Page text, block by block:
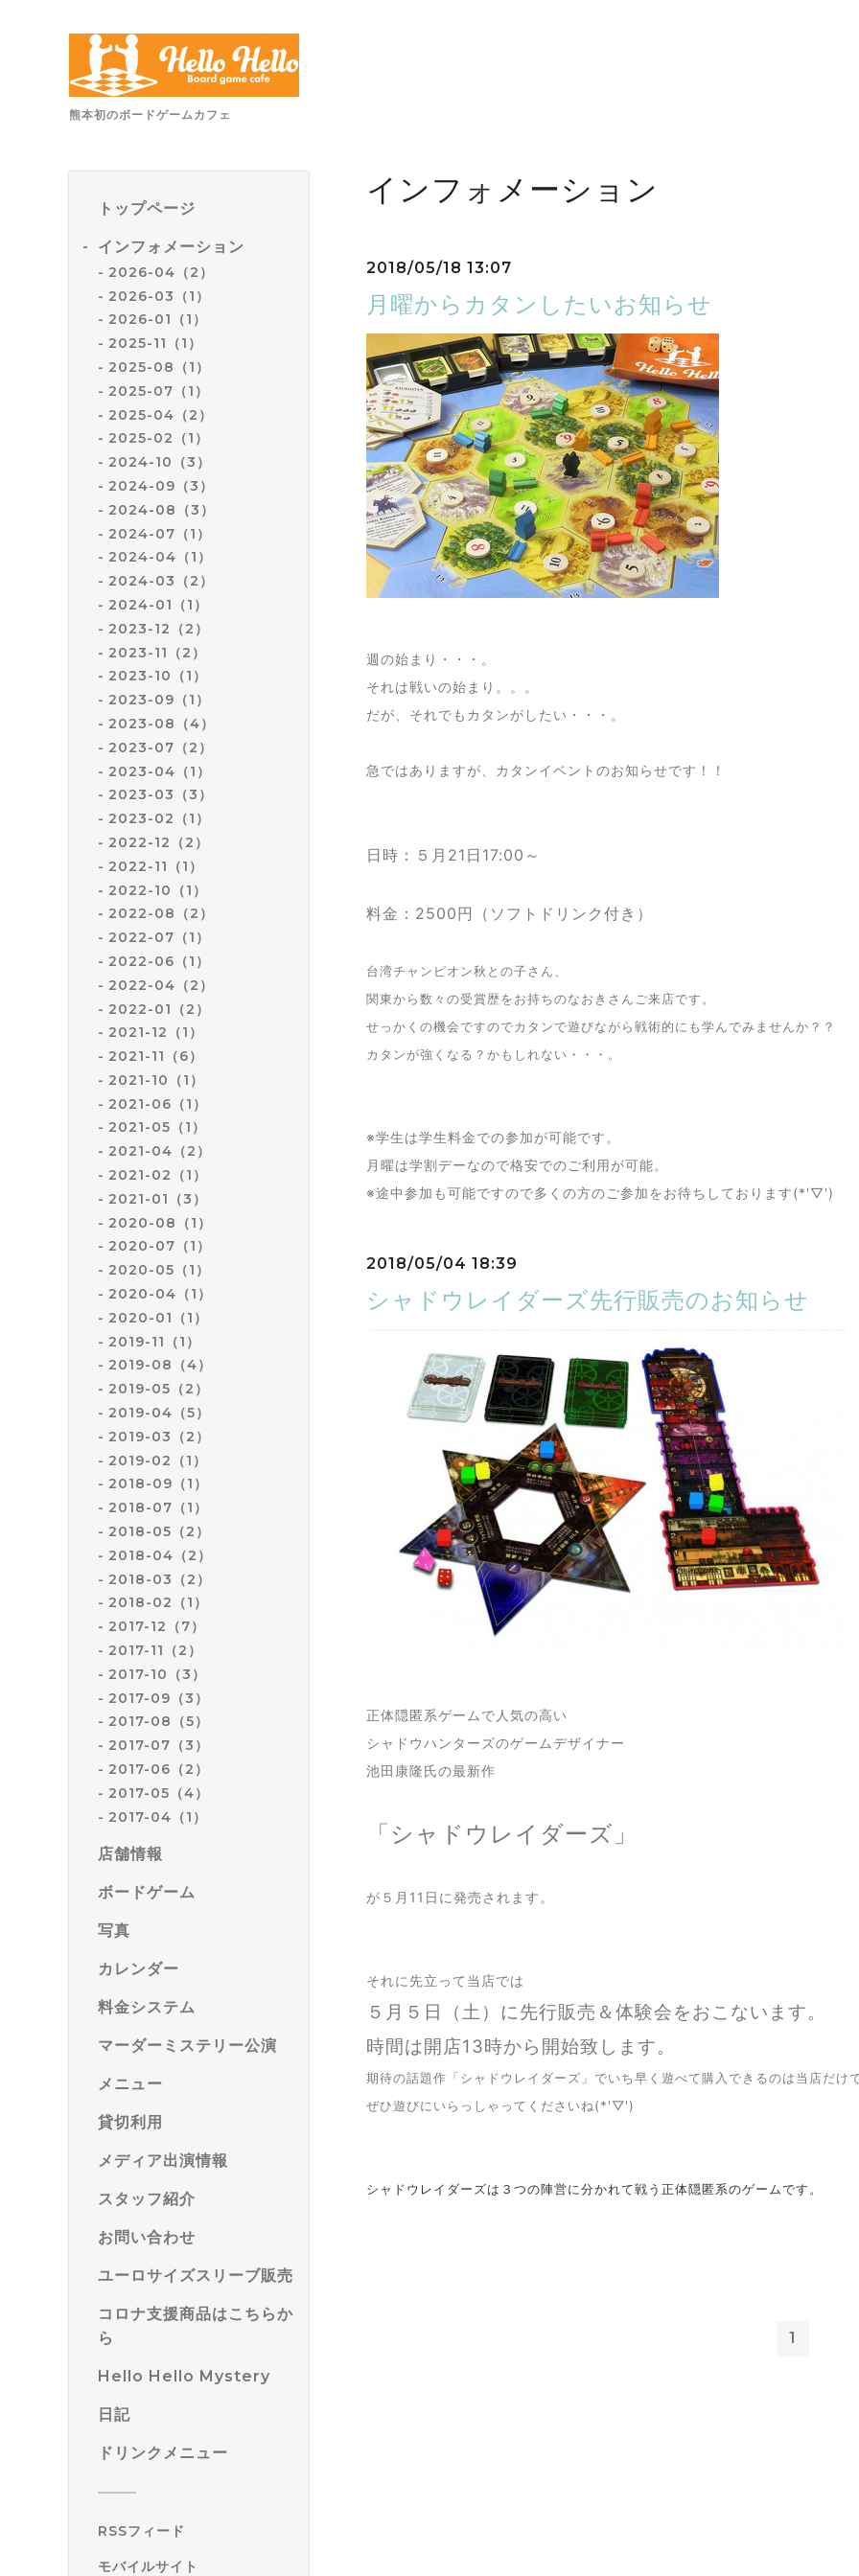
熊本初のボードゲームカフェ
トップページ
インフォメーション
2026-04（2）
2026-03（1）
2026-01（1）
2025-11（1）
2025-08（1）
2025-07（1）
2025-04（2）
2025-02（1）
2024-10（3）
2024-09（3）
2024-08（3）
2024-07（1）
2024-04（1）
2024-03（2）
2024-01（1）
2023-12（2）
2023-11（2）
2023-10（1）
2023-09（1）
2023-08（4）
2023-07（2）
2023-04（1）
2023-03（3）
2023-02（1）
2022-12（2）
2022-11（1）
2022-10（1）
2022-08（2）
2022-07（1）
2022-06（1）
2022-04（2）
2022-01（2）
2021-12（1）
2021-11（6）
2021-10（1）
2021-06（1）
2021-05（1）
2021-04（2）
2021-02（1）
2021-01（3）
2020-08（1）
2020-07（1）
2020-05（1）
2020-04（1）
2020-01（1）
2019-11（1）
2019-08（4）
2019-05（2）
2019-04（5）
2019-03（2）
2019-02（1）
2018-09（1）
2018-07（1）
2018-05（2）
2018-04（2）
2018-03（2）
2018-02（1）
2017-12（7）
2017-11（2）
2017-10（3）
2017-09（3）
2017-08（5）
2017-07（3）
2017-06（2）
2017-05（4）
2017-04（1）
店舗情報
ボードゲーム
写真
カレンダー
料金システム
マーダーミステリー公演
メニュー
貸切利用
メディア出演情報
スタッフ紹介
お問い合わせ
ユーロサイズスリーブ販売
コロナ支援商品はこちらか
ら
Hello Hello Mystery
日記
ドリンクメニュー
RSSフィード
モバイルサイト
インフォメーション
2018/05/18 13:07
月曜からカタンしたいお知らせ
週の始まり・・・。
それは戦いの始まり。。。
だが、それでもカタンがしたい・・・。
急ではありますが、カタンイベントのお知らせです！！
日時：５月21日17:00～
料金：2500円（ソフトドリンク付き）
台湾チャンピオン秋との子さん、
関東から数々の受賞歴をお持ちのなおきさんご来店です。
せっかくの機会ですのでカタンで遊びながら戦術的にも学んでみませんか？？
カタンが強くなる？かもしれない・・・。
※学生は学生料金での参加が可能です。
月曜は学割デーなので格安でのご利用が可能。
※途中参加も可能ですので多くの方のご参加をお待ちしております(*'▽')
2018/05/04 18:39
シャドウレイダーズ先行販売のお知らせ
正体隠匿系ゲームで人気の高い
シャドウハンターズのゲームデザイナー
池田康隆氏の最新作
「シャドウレイダーズ」
が５月11日に発売されます。
それに先立って当店では
５月５日（土）に先行販売＆体験会をおこないます。
時間は開店13時から開始致します。
期待の話題作「シャドウレイダーズ」でいち早く遊べて購入できるのは当店だけ
ぜひ遊びにいらっしゃってくださいね(*'▽')
シャドウレイダーズは３つの陣営に分かれて戦う正体隠匿系のゲームです。
1